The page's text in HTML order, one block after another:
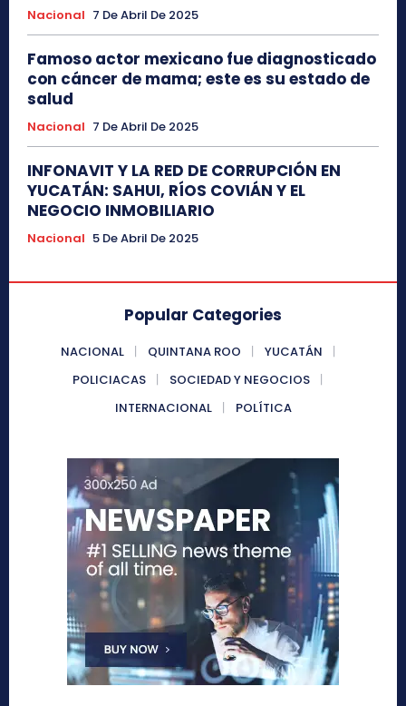
Nacional 7 De Abril De 2025
Famoso actor mexicano fue diagnosticado
con cáncer de mama; este es su estado de
salud
Nacional 7 De Abril De 2025
INFONAVIT Y LA RED DE CORRUPCIÓN EN
YUCATÁN: SAHUI, RÍOS COVIÁN Y EL
NEGOCIO INMOBILIARIO
Nacional 5 De Abril De 2025
Popular Categories
NACIONAL QUINTANA ROO
YUCATÁN
POLICIACAS
SOCIEDAD Y NEGOCIOS
INTERNACIONAL
POLÍTICA